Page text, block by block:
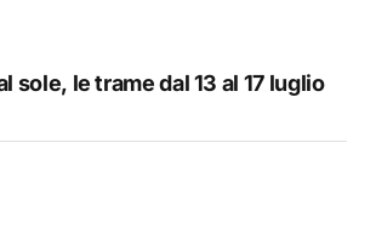
sole, le trame dal 13 al 17 luglio